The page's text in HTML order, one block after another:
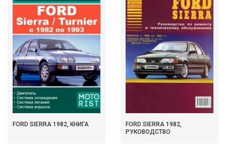
FORD SIERRA 1982, КНИГА
FORD SIERRA 1982,
РУКОВОДСТВО